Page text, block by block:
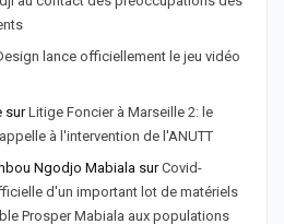
lance officiellement le jeu vidéo
surLitige Foncier à Marseille 2: le
à l'intervention de l'ANUTT
Ngodjo Mabiala surCovid-
d'un important lot de matériels
Prosper Mabiala aux populations